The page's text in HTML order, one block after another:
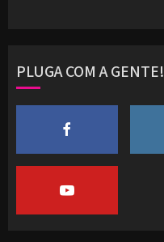
PLUGA COM A GENTE!